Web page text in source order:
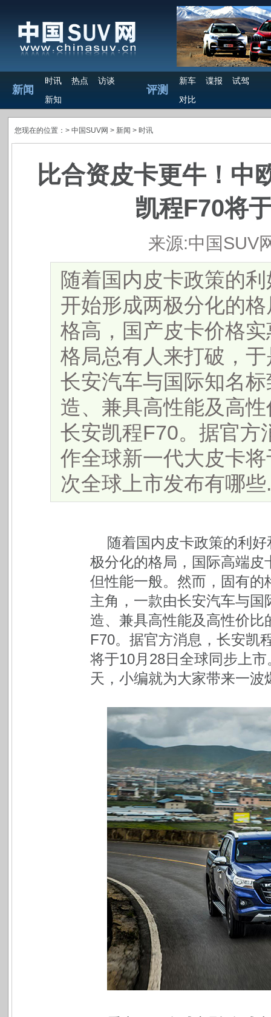
新闻
时讯 热点
访谈
新知
评测
新车 谍报
试驾
对比
您现在的位置：> 中国SUV网 > 新闻 > 时讯
比合资皮卡更牛！中
凯程F70将
来源:中国SUV
随着国内皮卡政策的
开始形成两极分化的
格高，国产皮卡价格
格局总有人来打破，
长安汽车与国际知名
造、兼具高性能及高
长安凯程F70。据官方
作全球新一代大皮卡
次全球上市发布有哪些
随着国内皮卡政策的利
极分化的格局，国际高端
但性能一般。然而，固有
主角，一款由长安汽车与
造、兼具高性能及高性价
F70。据官方消息，长安凯
将于10月28日全球同步上
天，小编就为大家带来一波